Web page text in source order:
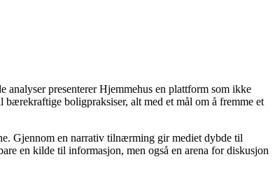
presenterer Hjemmehus en plattform som ikke
boligpraksiser, alt med et mål om å fremme et
Gjennom en narrativ tilnærming gir mediet dybde til
en kilde til informasjon, men også en arena for diskusjon